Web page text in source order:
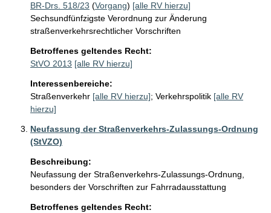
BR-Drs. 518/23 (Vorgang) [alle RV hierzu]
Sechsundfünfzigste Verordnung zur Änderung
straßenverkehrsrechtlicher Vorschriften
Betroffenes geltendes Recht:
StVO 2013 [alle RV hierzu]
Interessenbereiche:
Straßenverkehr [alle RV hierzu]; Verkehrspolitik [alle RV
hierzu]
Neufassung der Straßenverkehrs-Zulassungs-Ordnung
(StVZO)
Beschreibung:
Neufassung der Straßenverkehrs-Zulassungs-Ordnung,
besonders der Vorschriften zur Fahrradausstattung
Betroffenes geltendes Recht: